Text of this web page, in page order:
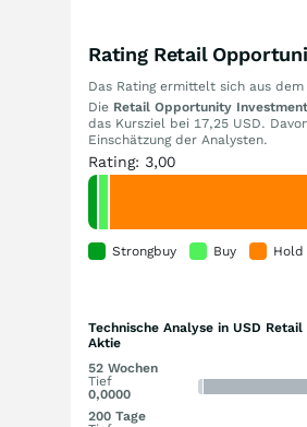
Rating Retail
Das Rating ermittelt sich aus
Die Retail Opportunity
das Kursziel bei 17,25 USD.
Einschätzung der Analysten.
Rating: 3,00
Strongbuy Buy Hold
Technische Analyse in USD
Aktie
52 Wochen
Tief
0,0000
200 Tage